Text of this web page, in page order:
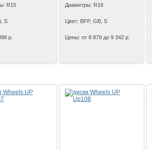
R15
S
р.
Диаметры: R16
Цвет: BFP, GB, S
Цены: от 8 879 до 9 342 р.